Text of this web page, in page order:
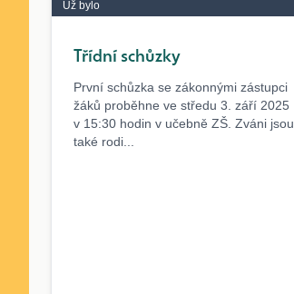
Už bylo
Třídní schůzky
První schůzka se zákonnými zástupci
žáků proběhne ve středu 3. září 2025
v 15:30 hodin v učebně ZŠ. Zváni jsou
také rodi...